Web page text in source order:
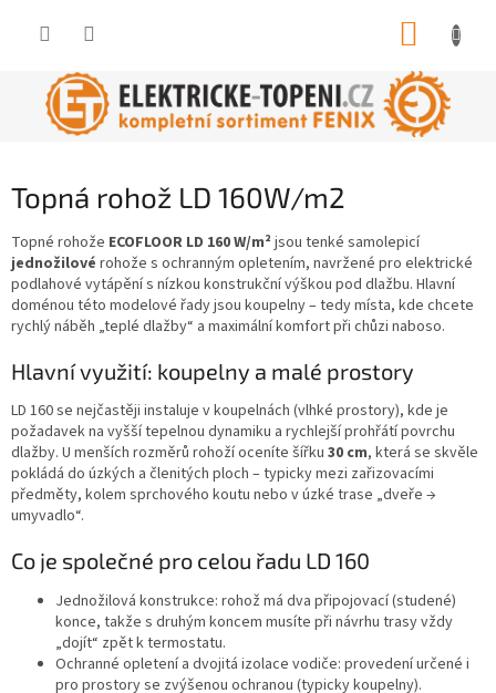
Topná rohož LD 160W/m2
Topné rohože ECOFLOOR LD 160 W/m²jsou tenké samolepicí
jednožilové rohože s ochranným opletením, navržené pro elektrické
podlahové vytápění s nízkou konstrukční výškou pod dlažbu. Hlavní
doménou této modelové řady jsou koupelny – tedy místa, kde chcete
rychlý náběh „teplé dlažby“ a maximální komfort při chůzi naboso.
Hlavní využití: koupelny a malé prostory
LD 160 se nejčastěji instaluje v koupelnách (vlhké prostory), kde je
požadavek na vyšší tepelnou dynamiku a rychlejší prohřátí povrchu
dlažby. U menších rozměrů rohoží oceníte šířku 30 cm, která se skvěle
pokládá do úzkých a členitých ploch – typicky mezi zařizovacími
předměty, kolem sprchového koutu nebo v úzké trase „dveře →
umyvadlo“.
Co je společné pro celou řadu LD 160
Jednožilová konstrukce: rohož má dva připojovací (studené)
konce, takže s druhým koncem musíte při návrhu trasy vždy
„dojít“ zpět k termostatu.
Ochranné opletení a dvojitá izolace vodiče: provedení určené i
pro prostory se zvýšenou ochranou (typicky koupelny).